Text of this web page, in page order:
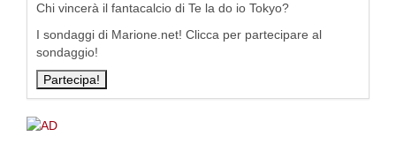
Chi vincerà il fantacalcio di Te la do io Tokyo?
I sondaggi di Marione.net! Clicca per partecipare al
sondaggio!